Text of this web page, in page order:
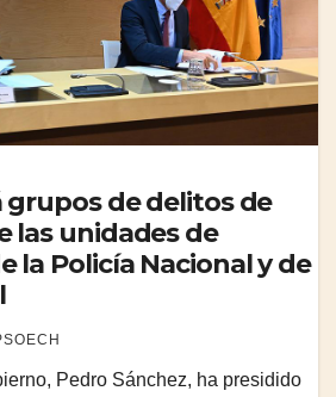
grupos de delitos de
las unidades de
la Policía Nacional y de
Pedro Sánchez, ha presidido